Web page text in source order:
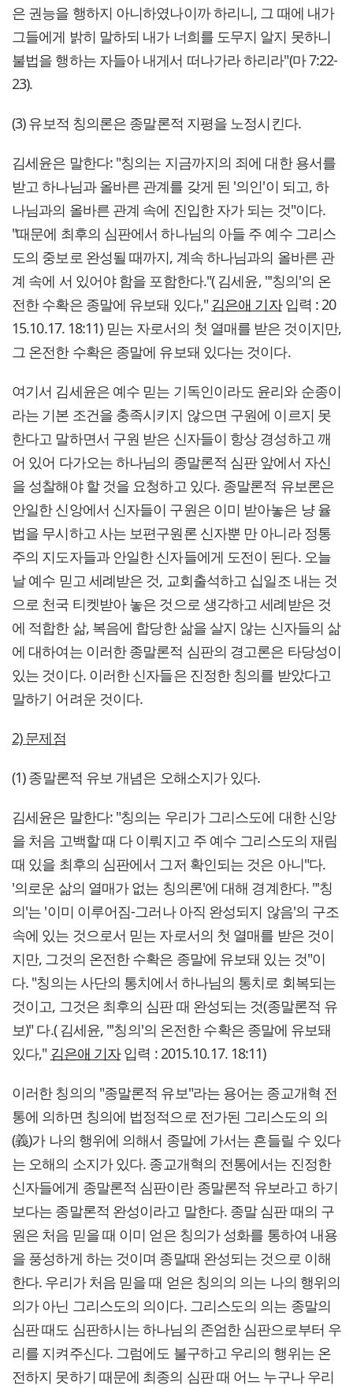
은 권능을 행하지 아니하였나이까 하리니, 그 때에 내가
그들에게 밝히 말하되 내가 너희를 도무지 알지 못하니
불법을 행하는 자들아 내게서 떠나가라 하리라"(마 7:22-
23).
(3) 유보적 칭의론은 종말론적 지평을 노정시킨다.
김세윤은 말한다: "칭의는 지금까지의 죄에 대한 용서를
받고 하나님과 올바른 관계를 갖게 된 '의인'이 되고, 하
나님과의 올바른 관계 속에 진입한 자가 되는 것"이다.
"때문에 최후의 심판에서 하나님의 아들 주 예수 그리스
도의 중보로 완성될 때까지, 계속 하나님과의 올바른 관
계 속에 서 있어야 함을 포함한다."( 김세윤, "'칭의'의 온
전한 수확은 종말에 유보돼 있다,"김은애 기자입력 : 20
15.10.17. 18:11) 믿는 자로서의 첫 열매를 받은 것이지만,
그 온전한 수확은 종말에 유보돼 있다는 것이다.
여기서 김세윤은 예수 믿는 기독인이라도 윤리와 순종이
라는 기본 조건을 충족시키지 않으면 구원에 이르지 못
한다고 말하면서 구원 받은 신자들이 항상 경성하고 깨
어 있어 다가오는 하나님의 종말론적 심판 앞에서 자신
을 성찰해야 할 것을 요청하고 있다. 종말론적 유보론은
안일한 신앙에서 신자들이 구원은 이미 받아놓은 냥 율
법을 무시하고 사는 보편구원론 신자뿐 만 아니라 정통
주의 지도자들과 안일한 신자들에게 도전이 된다. 오늘
날 예수 믿고 세례받은 것, 교회출석하고 십일조 내는 것
으로 천국 티켓받아 놓은 것으로 생각하고 세례받은 것
에 적합한 삶, 복음에 합당한 삶을 살지 않는 신자들의 삶
에 대하여는 이러한 종말론적 심판의 경고론은 타당성이
있는 것이다. 이러한 신자들은 진정한 칭의를 받았다고
말하기 어려운 것이다.
2)문제점
(1) 종말론적 유보 개념은 오해소지가 있다.
김세윤은 말한다: "칭의는 우리가 그리스도에 대한 신앙
을 처음 고백할 때 다 이뤄지고 주 예수 그리스도의 재림
때 있을 최후의 심판에서 그저 확인되는 것은 아니"다.
'의로운 삶의 열매가 없는 칭의론'에 대해 경계한다. "'칭
의'는 '이미 이루어짐-그러나 아직 완성되지 않음'의 구조
속에 있는 것으로서 믿는 자로서의 첫 열매를 받은 것이
지만, 그것의 온전한 수확은 종말에 유보돼 있는 것"이
다. "칭의는 사단의 통치에서 하나님의 통치로 회복되는
것이고, 그것은 최후의 심판 때 완성되는 것(종말론적 유
보)" 다.( 김세윤, "'칭의'의 온전한 수확은 종말에 유보돼
있다," 김은애 기자입력 : 2015.10.17. 18:11)
이러한 칭의의 "종말론적 유보"라는 용어는 종교개혁 전
통에 의하면 칭의에 법정적으로 전가된 그리스도의 의
(義)가 나의 행위에 의해서 종말에 가서는 흔들릴 수 있다
는 오해의 소지가 있다. 종교개혁의 전통에서는 진정한
신자들에게 종말론적 심판이란 종말론적 유보라고 하기
보다는 종말론적 완성이라고 말한다. 종말 심판 때의 구
원은 처음 믿을 때 이미 얻은 칭의가 성화를 통하여 내용
을 풍성하게 하는 것이며 종말때 완성되는 것으로 이해
한다. 우리가 처음 믿을 때 얻은 칭의의 의는 나의 행위의
의가 아닌 그리스도의 의이다. 그리스도의 의는 종말의
심판 때도 심판하시는 하나님의 존엄한 심판으로부터 우
리를 지켜주신다. 그럼에도 불구하고 우리의 행위는 온
전하지 못하기 때문에 최종의 심판 때 어느 누구나 우리